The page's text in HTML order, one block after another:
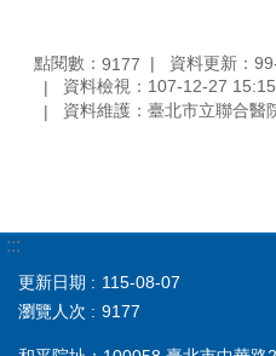
點閱數： 9177
資料更新：
資料檢視：107-12-27 15:15
資料維護：臺北市立聯合醫
:::
更新日期
115-08-07
瀏覽人次
9177